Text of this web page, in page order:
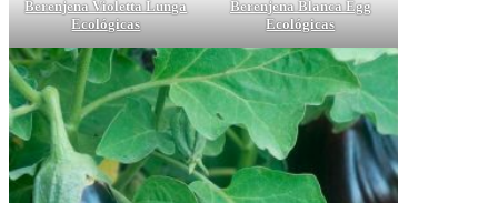
Berenjena Violetta Lunga
Ecológicas
Berenjena Blanca Egg
Ecológicas